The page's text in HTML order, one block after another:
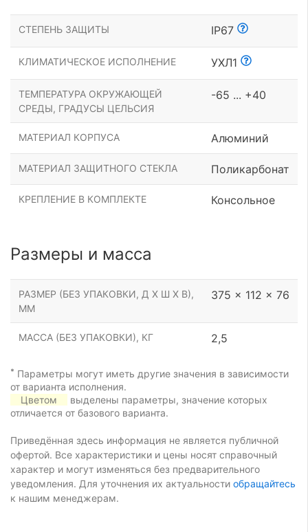
СТЕПЕНЬ ЗАЩИТЫ IP67
КЛИМАТИЧЕСКОЕ ИСПОЛНЕНИЕ УХЛ1
ТЕМПЕРАТУРА ОКРУЖАЮЩЕЙ
СРЕДЫ, ГРАДУСЫ ЦЕЛЬСИЯ
-65 ... +40
МАТЕРИАЛ КОРПУСА Алюминий
МАТЕРИАЛ ЗАЩИТНОГО СТЕКЛА Поликарбонат
КРЕПЛЕНИЕ В КОМПЛЕКТЕ Консольное
Размеры и масса
РАЗМЕР (БЕЗ УПАКОВКИ, Д Х Ш Х В),
ММ
375 x 112 x 76
МАССА (БЕЗ УПАКОВКИ), КГ 2,5
* Параметры могут иметь другие значения в зависимости
от варианта исполнения.
Цветом
выделены параметры, значение которых
отличается от базового варианта.
Приведённая здесь информация не является публичной
офертой. Все характеристики и цены носят справочный
характер и могут изменяться без предварительного
уведомления. Для уточнения их актуальности обращайтесь
к нашим менеджерам.